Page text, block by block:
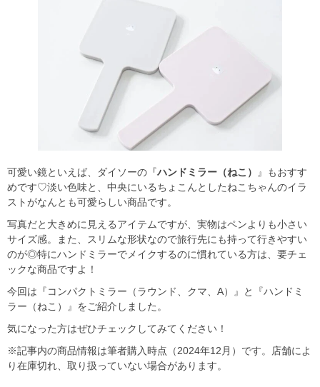
可愛い鏡といえば、ダイソーの『ハンドミラー（ねこ）
』もおすす
めです♡淡い色味と、中央にいるちょこんとしたねこちゃんのイラ
ストがなんとも可愛らしい商品です。
写真だと大きめに見えるアイテムですが、実物はペンよりも小さい
サイズ感。また、スリムな形状なので旅行先にも持って行きやすい
のが◎特にハンドミラーでメイクするのに慣れている方は、要チェ
ックな商品ですよ！
今回は『コンパクトミラー（ラウンド、クマ、A）』と『ハンドミ
ラー（ねこ）』をご紹介しました。
気になった方はぜひチェックしてみてください！
※記事内の商品情報は筆者購入時点（2024年12月）です。店舗によ
り在庫切れ、取り扱っていない場合があります。